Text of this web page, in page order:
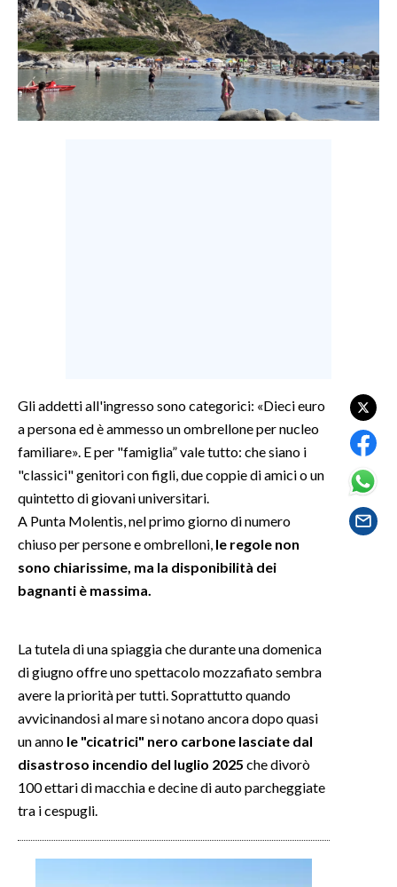
BANDI
SPORT IN SARDEGNA
SPORT
SPETTACOLI
GOSSIP
SARDEGNA TURISMO
SARDI NEL MONDO
NOTIZIE
#CARAUNIONE
3 MINUTI CON
INSULARITÀ
ANNUNCI
Gli addetti all'ingresso sono categorici: «Dieci euro
a persona ed è ammesso un ombrellone per nucleo
familiare». E per "famiglia” vale tutto: che siano i
"classici" genitori con figli, due coppie di amici o un
quintetto di giovani universitari.
A Punta Molentis, nel primo giorno di numero
chiuso per persone e ombrelloni, le regole non
sono chiarissime, ma la disponibilità dei
bagnanti è massima.
La tutela di una spiaggia che durante una domenica
di giugno offre uno spettacolo mozzafiato sembra
avere la priorità per tutti. Soprattutto quando
avvicinandosi al mare si notano ancora dopo quasi
un anno le "cicatrici" nero carbone lasciate dal
disastroso incendio del luglio 2025 che divorò
100 ettari di macchia e decine di auto parcheggiate
tra i cespugli.